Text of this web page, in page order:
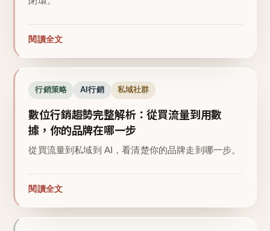
閱讀全文
行銷策略 AI行銷 私域社群
數位行銷趨勢完整解析：從買流量到用數
據，你的品牌在哪一步
從買流量到私域到 AI，看清楚你的品牌走到哪一步。
閱讀全文